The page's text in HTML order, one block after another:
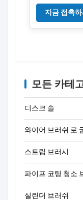
지금 접촉
모든 카테
디스크 솔
와이어 브러쉬 로
관 청소솔
가치없는 세정
스트립 브러시
파이프 코팅 청소
실린더 브러쉬